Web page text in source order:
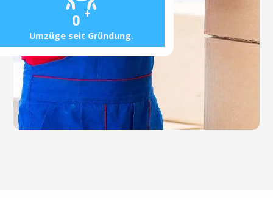
0 +
Umzüge seit Gründung.